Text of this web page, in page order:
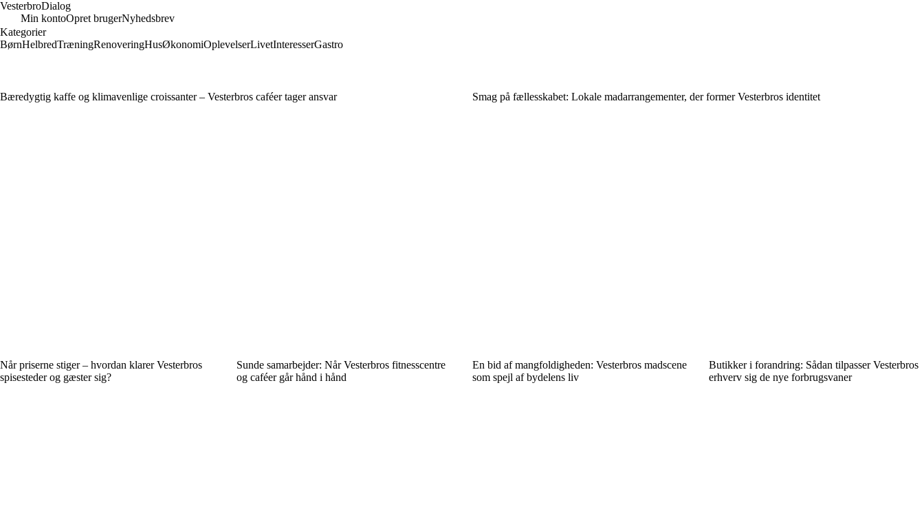
VesterbroDialog
Min kontoOpret brugerNyhedsbrev
Kategorier
BørnHelbredTræningRenoveringHusØkonomiOplevelserLivetInteresserGastro
Bæredygtig kaffe og klimavenlige croissanter – Vesterbros caféer tager ansvar Smag på fællesskabet: Lokale madarrangementer, der former Vesterbros identitet
Når priserne stiger – hvordan klarer Vesterbros
spisesteder og gæster sig?
Sunde samarbejder: Når Vesterbros fitnesscentre
og caféer går hånd i hånd
En bid af mangfoldigheden: Vesterbros madscene
som spejl af bydelens liv
Butikker i forandring: Sådan tilpasser Vesterbros
erhverv sig de nye forbrugsvaner